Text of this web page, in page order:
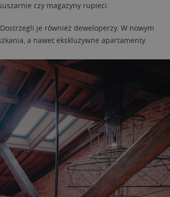
czy magazyny rupieci.
je również deweloperzy. W nowym
a nawet ekskluzywne apartamenty.